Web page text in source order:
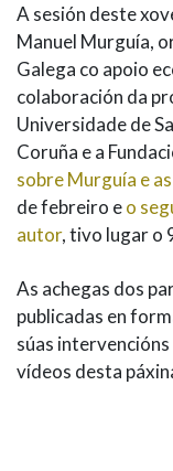
A sesión deste
Manuel Murguía,
Galega co apoio
colaboración da
Universidade de
Coruña e a
sobre Murguía e
de febreiro eo
autor, tivo lugar o
As achegas dos
publicadas en
súas
vídeos desta